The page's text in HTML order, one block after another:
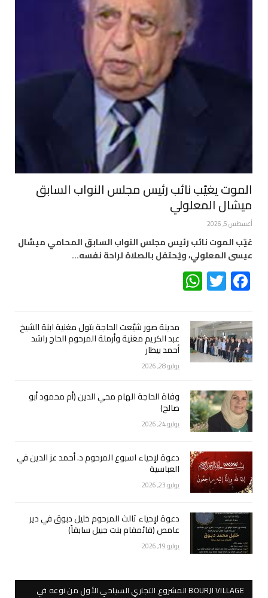
الموت يغيّب نائب رئيس مجلس النواب السابق
ميشال المعلولي
أغسطس 5, 2026
غيّب الموت نائب رئيس مجلس النواب السابق المحامي ميشال
عيسى المعلولي، ويُحتفل بالصلاة لراحة نفسه…
Facebook
Twitter
مدينة صور شيّعت الحاجة بتول مغنية ابنة الشيخ
عبد الكريم مغنية وأرملة المرحوم الحاج راشد
أحمد بيطار
يوليو 28, 2026
وفاة الحاجة الهام محي الدين (أم محمود أبو
صالح)
يوليو 24, 2026
دعوة لإحياء اسبوع المرحوم د. أحمد عز الدين في
العباسية
يوليو 23, 2026
دعوة لإحياء ثالث المرحوم خليل دبوق في دير
عامص (قائمقام بنت جبيل سابقاً)
يوليو 19, 2026
BOURJI VILLAGE المشروع التجاري السياحي الأول من نوعه في